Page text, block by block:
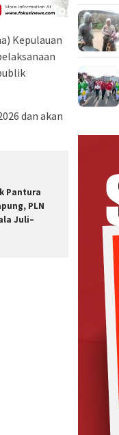
Kepulauan
dan akan
Pantura
PLN
Juli–